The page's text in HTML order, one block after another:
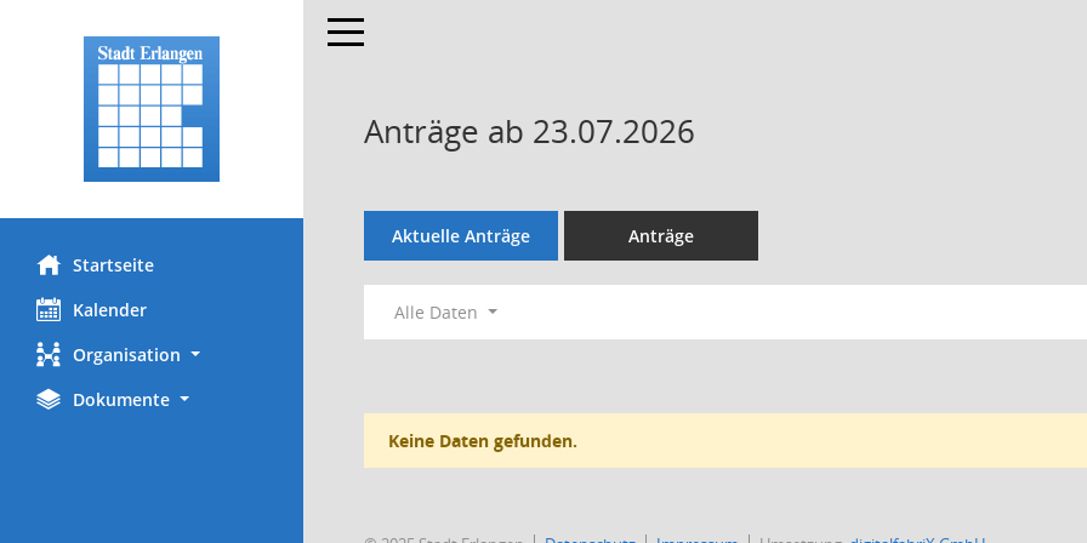
Startseite
Kalender
Organisation
Dokumente
Toggle navigation
Anträge ab 23.07.2026
Aktuelle Anträge Anträge
Alle Daten
Keine Daten gefunden.